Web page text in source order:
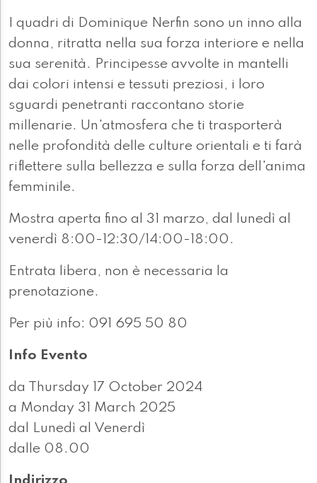
I quadri di Dominique Nerfin sono un inno alla
donna, ritratta nella sua forza interiore e nella
sua serenità. Principesse avvolte in mantelli
dai colori intensi e tessuti preziosi, i loro
sguardi penetranti raccontano storie
millenarie. Un'atmosfera che ti trasporterà
nelle profondità delle culture orientali e ti farà
riflettere sulla bellezza e sulla forza dell'anima
femminile.
Mostra aperta fino al 31 marzo, dal lunedì al
venerdì 8:00-12:30/14:00-18:00.
Entrata libera, non è necessaria la
prenotazione.
Per più info: 091 695 50 80
Info Evento
da Thursday 17 October 2024
a Monday 31 March 2025
dal Lunedì al Venerdì
dalle 08.00